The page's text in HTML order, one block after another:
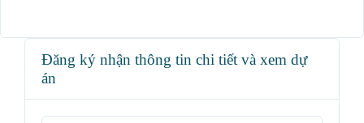
Đăng ký nhận thông tin chi tiết và xem dự
án